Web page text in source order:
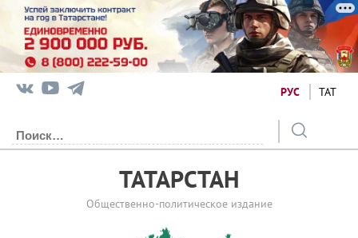
РУС ТАТ
ТАТАРСТАН
Общественно-политическое издание